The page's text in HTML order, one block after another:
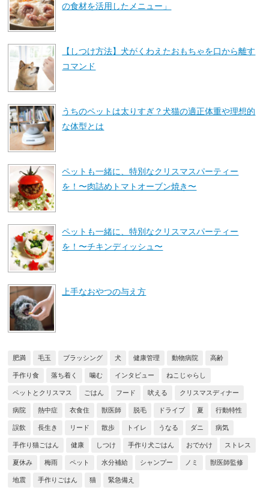
の食材を活用したメニュー」
【しつけ方法】犬がくわえたおもちゃを口から離す
コマンド
うちのペットは太りすぎ？犬猫の適正体重や理想的
な体型とは
ペットも一緒に、特別なクリスマスパーティー
を！〜肉詰めトマトオーブン焼き〜
ペットも一緒に、特別なクリスマスパーティー
を！〜チキンディッシュ〜
上手なおやつの与え方
肥満 毛玉 ブラッシング 犬 健康管理 動物病院 高齢
手作り食 落ち着く 噛む インタビュー ねこじゃらし
ペットとクリスマス ごはん フード 吠える クリスマスディナー
病院 熱中症 衣食住 獣医師 脱毛 ドライブ 夏 行動特性
誤飲 長生き リード 散歩 トイレ うなる ダニ 病気
手作り猫ごはん 健康 しつけ 手作り犬ごはん おでかけ ストレス
夏休み 梅雨 ペット 水分補給 シャンプー ノミ 獣医師監修
地震 手作りごはん 猫 緊急備え